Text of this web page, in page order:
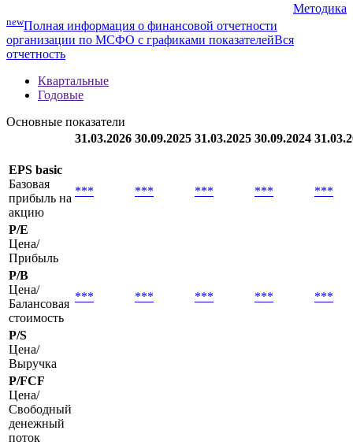
Методика
newПолная информация о финансовой отчетности
организации по МСФО с графиками показателейВся
отчетность
Квартальные
Годовые
Основные показатели
31.03.2026 30.09.2025 31.03.2025 30.09.2024
EPS basic
Базовая
прибыль на
акцию
*** *** *** *** ***
P/E
Цена/
Прибыль
P/B
Цена/
Балансовая
стоимость
*** *** *** *** ***
P/S
Цена/
Выручка
P/FCF
Цена/
Свободный
денежный
поток